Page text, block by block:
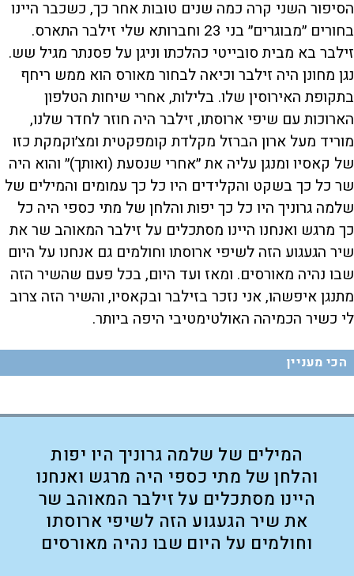
הסיפור השני קרה כמה שנים טובות אחר כך, כשכבר היינו
בחורים ״מבוגרים״ בני 23 וחברותא שלי זילבר התארס.
זילבר בא מבית סובייטי כהלכתו וניגן על פסנתר מגיל שש.
נגן מחונן היה זילבר וכיאה לבחור מאורס הוא ממש ריחף
בתקופת האירוסין שלו. בלילות, אחרי שיחות הטלפון
הארוכות עם שיפי ארוסתו, זילבר היה חוזר לחדר שלנו,
מוריד מעל ארון הברזל מקלדת קומפקטית ומצ׳וקמקת כזו
של קאסיו ומנגן עליה את ״אחרי שנסעת (ואותך)״ והוא היה
שר כל כך בשקט והקלידים היו כל כך עמומים והמילים של
שלמה גרוניך היו כל כך יפות והלחן של מתי כספי היה כל
כך מרגש ואנחנו היינו מסתכלים על זילבר המאוהב שר את
שיר הגעגוע הזה לשיפי ארוסתו וחולמים גם אנחנו על היום
שבו נהיה מאורסים. ומאז ועד היום, בכל פעם שהשיר הזה
מתנגן איפשהו, אני נזכר בזילבר ובקאסיו, והשיר הזה צרוב
לי כשיר הכמיהה האולטימטיבי היפה ביותר.
הכי מעניין
המילים של שלמה גרוניך היו יפות
והלחן של מתי כספי היה מרגש ואנחנו
היינו מסתכלים על זילבר המאוהב שר
את שיר הגעגוע הזה לשיפי ארוסתו
וחולמים על היום שבו נהיה מאורסים